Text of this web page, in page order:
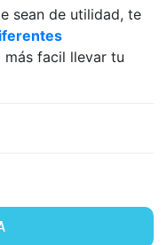
sean de utilidad, te
más facil llevar tu